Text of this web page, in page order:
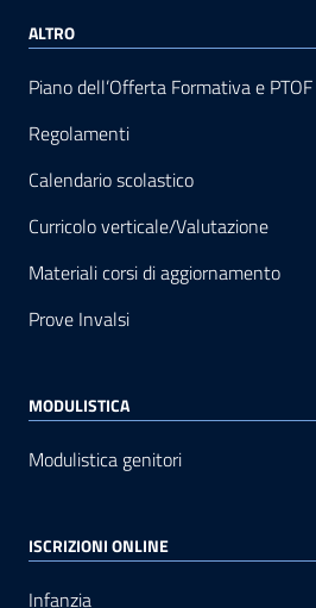
ALTRO
Piano dell’Offerta Formativa e
Regolamenti
Calendario scolastico
Curricolo verticale/Valutazione
Materiali corsi di aggiornamento
Prove Invalsi
MODULISTICA
Modulistica genitori
ISCRIZIONI ONLINE
Infanzia